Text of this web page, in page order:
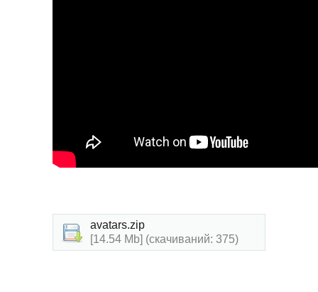
avatars.zip
[14.54 Mb] (cкачиваний: 375)